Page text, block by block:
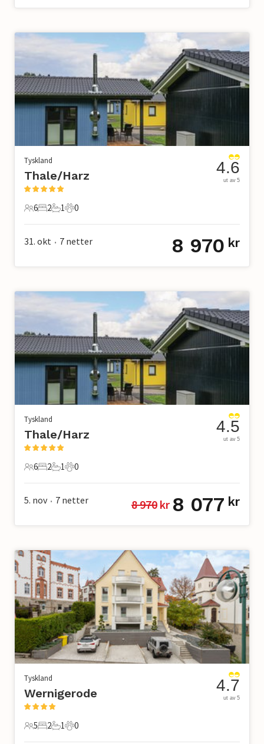
Tyskland
Thale/Harz
6 Gjester
6
2 Soverom
2
1 Bad
1
0 Kjæledyr
0
4.6
ut av 5
31. okt • 7 netter 8 970 kr
Tyskland
Thale/Harz
6 Gjester
6
2 Soverom
2
1 Bad
1
0 Kjæledyr
0
4.5
ut av 5
5. nov • 7 netter 8 970 kr 8 077 kr
Tyskland
Wernigerode
5 Gjester
5
2 Soverom
2
1 Bad
1
0 Kjæledyr
0
4.7
ut av 5